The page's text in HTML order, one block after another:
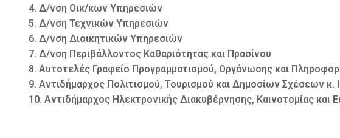
4. Δ/νση Οικ/κων Υπηρεσιών
5. Δ/νση Τεχνικών Υπηρεσιών
6. Δ/νση Διοικητικών Υπηρεσιών
7. Δ/νση Περιβάλλοντος Καθαριότητας και Πρασίνου
8. Αυτοτελές Γραφείο Προγραμματισμού, Οργάνωσης και
9. Αντιδήμαρχος Πολιτισμού, Τουρισμού και Δημοσίων Σχέσεων κ.
10. Αντιδήμαρχος Ηλεκτρονικής Διακυβέρνησης, Καινοτομίας